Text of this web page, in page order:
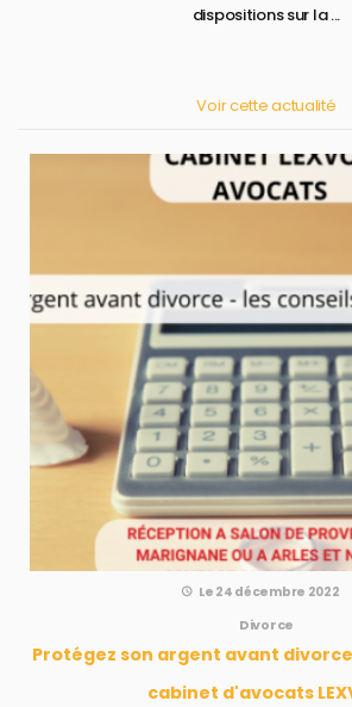
dispositions sur la ...
Voir cette actualité
Le 24 décembre 2022
Divorce
Protégez son argent avant divorce - les conseils du
cabinet d'avocats